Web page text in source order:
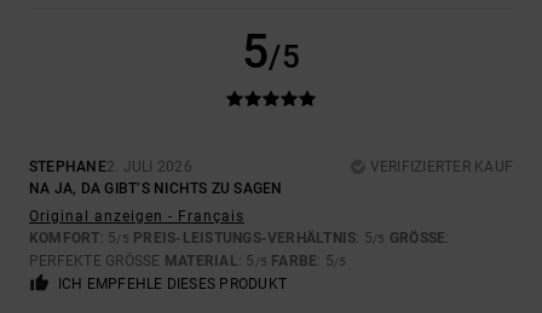
5/5
STEPHANE2. JULI 2026
VERIFIZIERTER KAUF
NA JA, DA GIBT’S NICHTS ZU SAGEN
Original anzeigen - Français
KOMFORT: 5/5 PREIS-LEISTUNGS-VERHÄLTNIS: 5/5 GRÖSSE :
PERFEKTE GRÖSSE MATERIAL: 5 /5 FARBE: 5/5
ICH EMPFEHLE DIESES PRODUKT